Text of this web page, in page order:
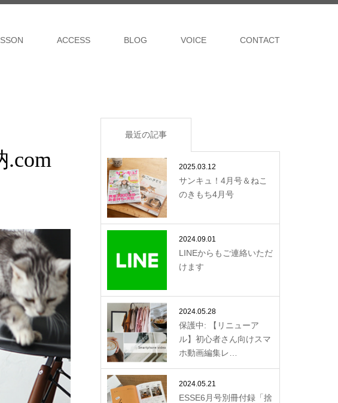
ACCESS BLOG VOICE CONTACT
.com
最近の記事
2025.03.12
サンキュ！4月号＆ねこ
のきもち4月号
2024.09.01
LINEからもご連絡いただ
けます
2024.05.28
保護中: 【リニューア
ル】初心者さん向けスマ
ホ動画編集レ…
2024.05.21
ESSE6月号別冊付録「捨